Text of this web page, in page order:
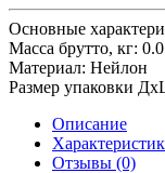
Основные
Масса брутто, кг:
Материал: Нейлон
Размер упаковки
Описание
Отзывы (0)